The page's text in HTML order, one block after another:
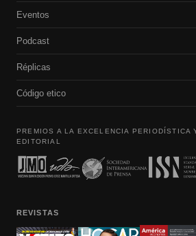
Eventos
Podcast
Réplicas
Código etico
PREMIOS A LA EXCELENCIA PERIODÍSTICA
EDITORIAL
REVISTAS